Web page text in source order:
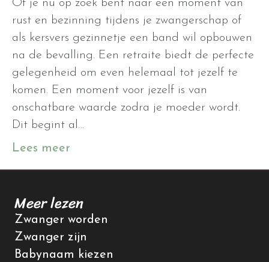
Of je nu op zoek bent naar een moment van
rust en bezinning tijdens je zwangerschap of
als kersvers gezinnetje een band wil opbouwen
na de bevalling. Een retraite biedt de perfecte
gelegenheid om even helemaal tot jezelf te
komen. Een moment voor jezelf is van
onschatbare waarde zodra je moeder wordt.
Dit begint al…
Lees meer
Meer lezen
Zwanger worden
Zwanger zijn
Babynaam kiezen